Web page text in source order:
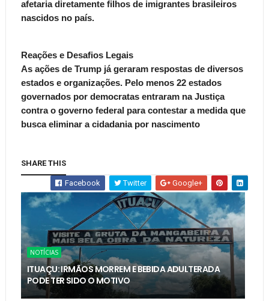
afetaria diretamente filhos de imigrantes brasileiros
nascidos no país.
Reações e Desafios Legais
As ações de Trump já geraram respostas de diversos
estados e organizações. Pelo menos 22 estados
governados por democratas entraram na Justiça
contra o governo federal para contestar a medida que
busca eliminar a cidadania por nascimento
SHARE THIS
Facebook Twitter Google+
NOTÍCIAS
ITUAÇU: IRMÃOS MORREM E BEBIDA ADULTERADA
PODE TER SIDO O MOTIVO